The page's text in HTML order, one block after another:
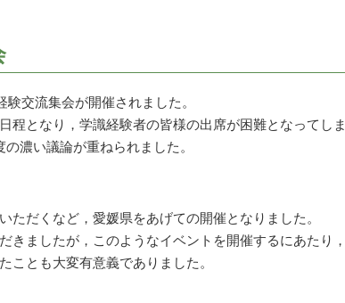
交流集会が開催されました。
程となり，学識経験者の皆様の出席が困難となってしま
濃い議論が重ねられました。
だくなど，愛媛県をあげての開催となりました。
きましたが，このようなイベントを開催するにあたり，
ことも大変有意義でありました。